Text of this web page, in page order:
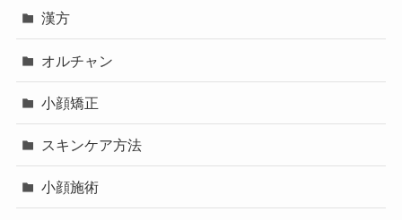
漢方
オルチャン
小顔矯正
スキンケア方法
小顔施術